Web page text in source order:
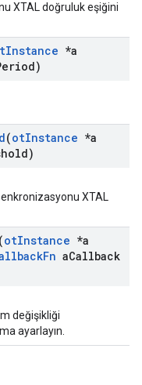
XTAL doğruluk eşiğini
Instance *a
(otInstance *a
XTAL
(otInstance *a
Fn aCallback
değişikliği
ayarlayın.